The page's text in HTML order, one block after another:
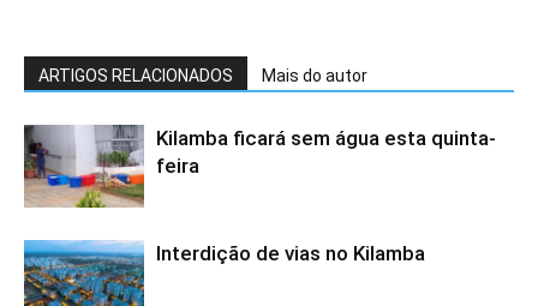
ARTIGOS RELACIONADOS Mais do autor
Kilamba ficará sem água esta quinta-
feira
Interdição de vias no Kilamba